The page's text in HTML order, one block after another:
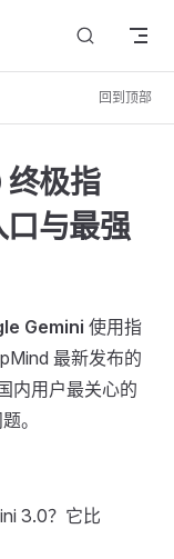
回到顶部
极指
与最强
Gemini 使用指
最新发布的
内用户最关心的
。
3.0？它比